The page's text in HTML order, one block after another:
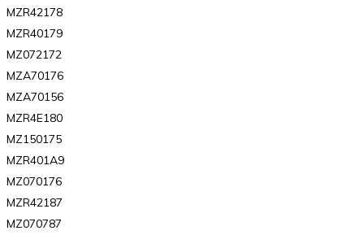
MZR42178
MZR40179
MZ072172
MZA70176
MZA70156
MZR4E180
MZ150175
MZR401A9
MZ070176
MZR42187
MZ070787